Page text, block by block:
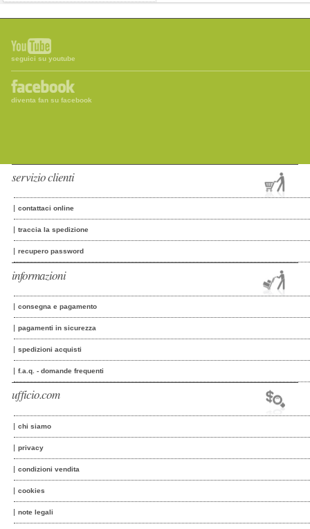
seguici su youtube
diventa fan su facebook
servizio clienti
contattaci online
traccia la spedizione
recupero password
informazioni
consegna e pagamento
pagamenti in sicurezza
spedizioni acquisti
f.a.q. - domande frequenti
ufficio.com
chi siamo
privacy
condizioni vendita
cookies
note legali